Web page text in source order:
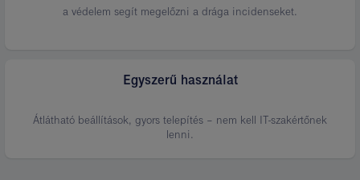
a védelem segít megelőzni a drága incidenseket.
Egyszerű használat
Átlátható beállítások, gyors telepítés – nem kell IT-szakértőnek
lenni.